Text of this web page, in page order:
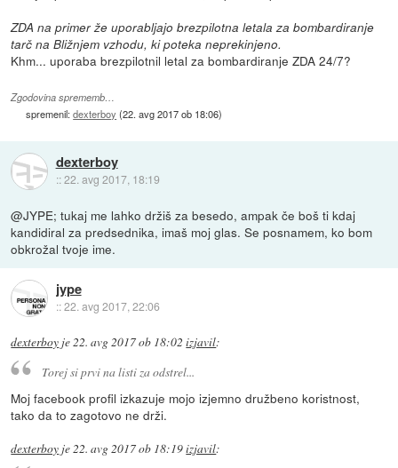
ZDA na primer že uporabljajo brezpilotna letala za bombardiranje
tarč na Bližnjem vzhodu, ki poteka neprekinjeno.
Khm... uporaba brezpilotnil letal za bombardiranje ZDA 24/7?
Zgodovina sprememb…
spremenil:dexterboy (22. avg 2017 ob 18:06)
dexterboy
::22. avg 2017, 18:19
@JYPE; tukaj me lahko držiš za besedo, ampak če boš ti kdaj
kandidiral za predsednika, imaš moj glas. Se posnamem, ko bom
obkrožal tvoje ime.
jype
::22. avg 2017, 22:06
dexterboy je22. avg 2017 ob 18:02 izjavil:
Torej si prvi na listi za odstrel...
Moj facebook profil izkazuje mojo izjemno družbeno koristnost,
tako da to zagotovo ne drži.
dexterboy je 22. avg 2017 ob 18:19izjavil: